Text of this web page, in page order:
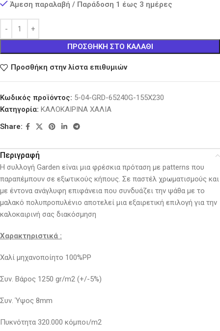
Άμεση παραλαβή / Παράδοση 1 έως 3 ημέρες
ΠΡΟΣΘΉΚΗ ΣΤΟ ΚΑΛΆΘΙ
Προσθήκη στην λίστα επιθυμιών
Κωδικός προϊόντος: 5-04-GRD-65240G-155X230
Κατηγορία: ΚΑΛΟΚΑΙΡΙΝΑ ΧΑΛΙΑ
Share:
Περιγραφή
Η συλλογή Garden είναι μια φρέσκια πρόταση με patterns που
παραπέμπουν σε εξωτικούς κήπους. Σε παστέλ χρωματισμούς και
με έντονα ανάγλυφη επιφάνεια που συνδυάζει την ψάθα με το
μαλακό πολυπροπυλένιο αποτελεί μια εξαιρετική επιλογή για την
καλοκαιρινή σας διακόσμηση
Χαρακτηριστικά :
Χαλί μηχανοποίητο 100%PP
Συν. Βάρος 1250 gr/m2 (+/-5%)
Συν. Ύψος 8mm
Πυκνότητα 320.000 κόμποι/m2